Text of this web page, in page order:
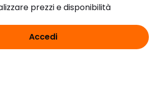
prezzi e disponibilità
Accedi